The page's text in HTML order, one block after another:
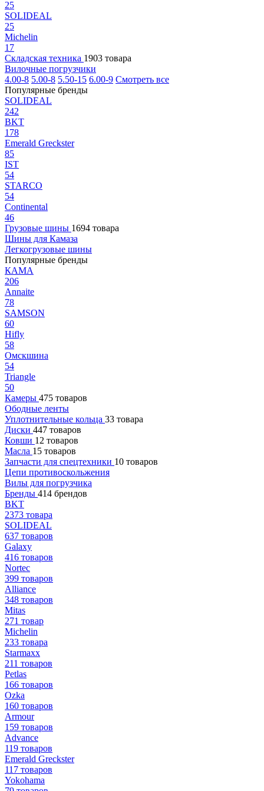
25
SOLIDEAL
25
Michelin
17
Складская техника 1903 товара
Вилочные погрузчики
4.00-8 5.00-8 5.50-15 6.00-9 Смотреть все
Популярные бренды
SOLIDEAL
242
BKT
178
Emerald Greckster
85
IST
54
STARCO
54
Continental
46
Грузовые шины 1694 товара
Шины для Камаза
Легкогрузовые шины
Популярные бренды
КАМА
206
Annaite
78
SAMSON
60
Hifly
58
Омскшина
54
Triangle
50
Камеры 475 товаров
Ободные ленты
Уплотнительные кольца 33 товара
Диски 447 товаров
Ковши 12 товаров
Масла 15 товаров
Запчасти для спецтехники 10 товаров
Цепи противоскольжения
Вилы для погрузчика
Бренды 414 брендов
BKT
2373 товара
SOLIDEAL
637 товаров
Galaxy
416 товаров
Nortec
399 товаров
Alliance
348 товаров
Mitas
271 товар
Michelin
233 товара
Starmaxx
211 товаров
Petlas
166 товаров
Ozka
160 товаров
Armour
159 товаров
Advance
119 товаров
Emerald Greckster
117 товаров
Yokohama